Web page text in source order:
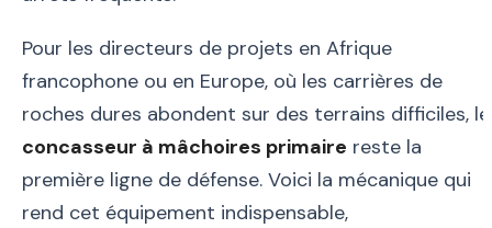
Pour les directeurs de projets en Afrique
francophone ou en Europe, où les carrières de
roches dures abondent sur des terrains difficiles, le
concasseur à mâchoires primaire reste la
première ligne de défense. Voici la mécanique qui
rend cet équipement indispensable,